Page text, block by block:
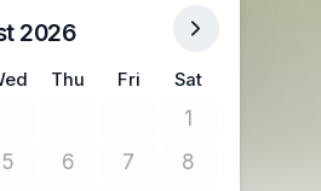
2026
Thu Fri Sat
1No tickets
available
5No tickets available
6No tickets available
7No tickets available
8No tickets